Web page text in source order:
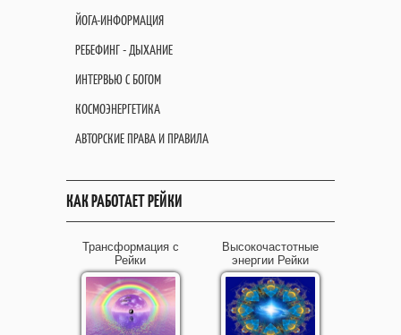
ЙОГА-ИНФОРМАЦИЯ
РЕБЕФИНГ - ДЫХАНИЕ
ИНТЕРВЬЮ С БОГОМ
КОСМОЭНЕРГЕТИКА
АВТОРСКИЕ ПРАВА И ПРАВИЛА
КАК РАБОТАЕТ РЕЙКИ
Трансформация с
Рейки
Высокочастотные
энергии Рейки